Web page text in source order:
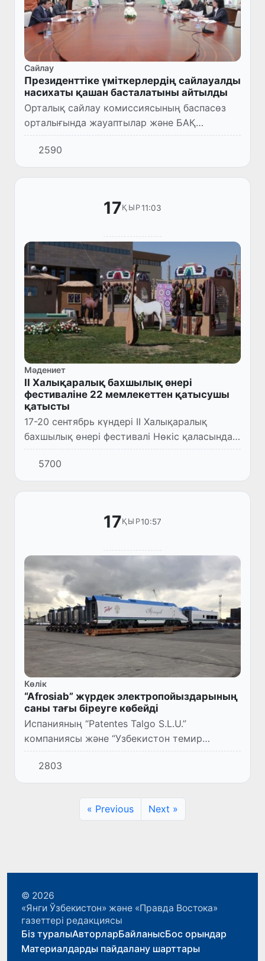
Сайлау
Президенттіке үміткерлердің сайлауалды
насихаты қашан басталатыны айтылды
Орталық сайлау комиссиясының баспасөз
орталығында жауаптылар және БАҚ
өкілдерінің қатысуында кезектегі жиналысы
өтті.2590
17ҚЫР11:03
Мәдениет
II Халықаралық бахшылық өнері
фестиваліне 22 мемлекеттен қатысушы
қатысты
17-20 сентябрь күндері II Халықаралық
бахшылық өнері фестивалі Нөкіс қаласында
өтті.
5700
17ҚЫР10:57
Көлік
“Afrosiab” жүрдек электропойыздарының
саны тағы біреуге көбейді
Испанияның “Patentes Talgo S.L.U.”
компаниясы және “Узбекистон темир
йуллари” АҚ арасында құрылған
келісімшартқа орай “Afrosiab” пойызының
тағы бір қозғалыс құрамы Өзбекстан жаққа...
2803
« Previous Next »
© 2026
«Янги Ўзбекистон» және «Правда Востока»
газеттері редакциясы
Біз туралыАвторларБайланысБос орындар
Материалдарды пайдалану шарттары